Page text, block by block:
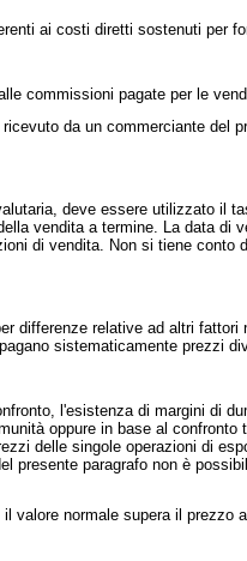
ai costi diretti sostenuti per
commissioni pagate per le
da un commerciante del
deve essere utilizzato il
vendita a termine. La data
di vendita. Non si tiene
relative ad altri
sistematicamente prezzi
l'esistenza di margini di
oppure in base al
delle singole operazioni di
presente paragrafo non è
normale supera il prezzo